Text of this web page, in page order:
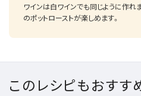
ワインは白ワインでも同じように作れ
のポットローストが楽しめます。
このレシピもおすす